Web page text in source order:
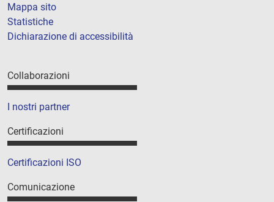
Mappa sito
Statistiche
Dichiarazione di accessibilità
Collaborazioni
I nostri partner
Certificazioni
Certificazioni ISO
Comunicazione